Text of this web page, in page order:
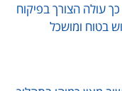
עולה הצורך בפיקוח
בטוח ומושכל